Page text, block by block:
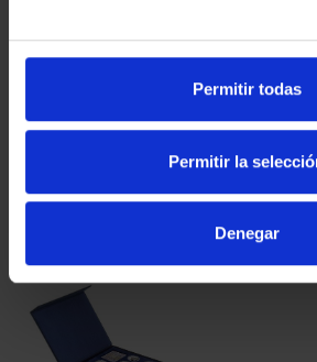
Permitir todas
Permitir la
Denegar
PROVINCIA 3
registrados